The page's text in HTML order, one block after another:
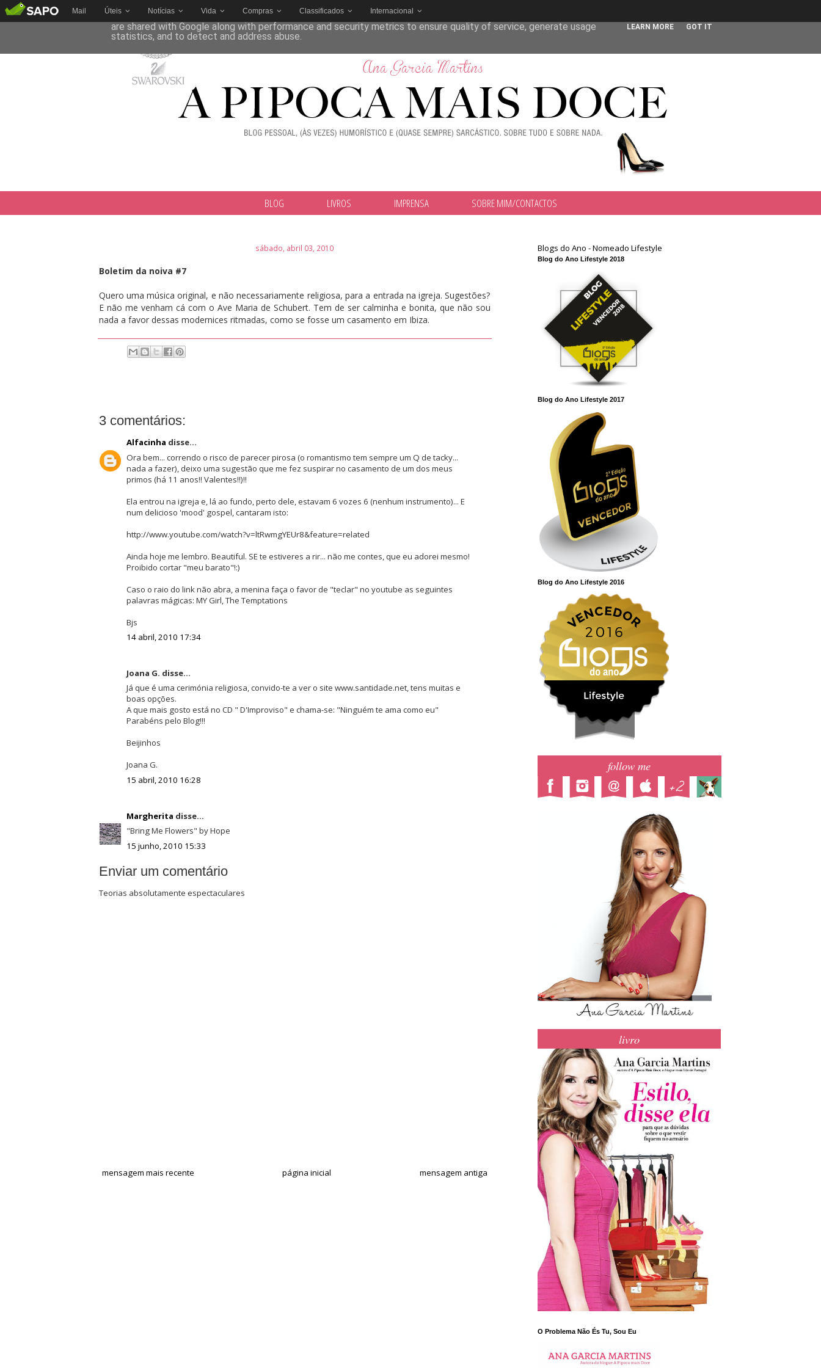
Mail Úteis Notícias Vida Compras Classificados Internacional
BLOG LIVROS IMPRENSA SOBRE MIM/CONTACTOS
sábado, abril 03, 2010
Boletim da noiva #7
Quero uma música original, e não necessariamente religiosa, para a entrada na igreja. Sugestões?
E não me venham cá com o Ave Maria de Schubert. Tem de ser calminha e bonita, que não sou
nada a favor dessas modernices ritmadas, como se fosse um casamento em Ibiza.
3 comentários:
Alfacinha disse...
Ora bem... correndo o risco de parecer pirosa (o romantismo tem sempre um Q de tacky...
nada a fazer), deixo uma sugestão que me fez suspirar no casamento de um dos meus
primos (há 11 anos!! Valentes!!)!!
Ela entrou na igreja e, lá ao fundo, perto dele, estavam 6 vozes 6 (nenhum instrumento)... E
num delicioso 'mood' gospel, cantaram isto:
http://www.youtube.com/watch?v=ltRwmgYEUr8&feature=related
Ainda hoje me lembro. Beautiful. SE te estiveres a rir... não me contes, que eu adorei mesmo!
Proibido cortar "meu barato"!:)
Caso o raio do link não abra, a menina faça o favor de "teclar" no youtube as seguintes
palavras mágicas: MY Girl, The Temptations
Bjs
14 abril, 2010 17:34
Joana G. disse...
Já que é uma cerimónia religiosa, convido-te a ver o site www.santidade.net, tens muitas e
boas opções.
A que mais gosto está no CD " D'Improviso" e chama-se: "Ninguém te ama como eu"
Parabéns pelo Blog!!!
Beijinhos
Joana G.
15 abril, 2010 16:28
Margherita disse...
"Bring Me Flowers" by Hope
15 junho, 2010 15:33
Enviar um comentário
Teorias absolutamente espectaculares
mensagem mais recente mensagem antiga
página inicial
Blogs do Ano - Nomeado Lifestyle
Blog do Ano Lifestyle 2018
Blog do Ano Lifestyle 2017
Blog do Ano Lifestyle 2016
follow me
livro
O Problema Não És Tu, Sou Eu
This site uses cookies from Google to deliver its services and to analyze traffic. Your IP address and user-agent
are shared with Google along with performance and security metrics to ensure quality of service, generate usage
statistics, and to detect and address abuse.
LEARN MORE GOT IT